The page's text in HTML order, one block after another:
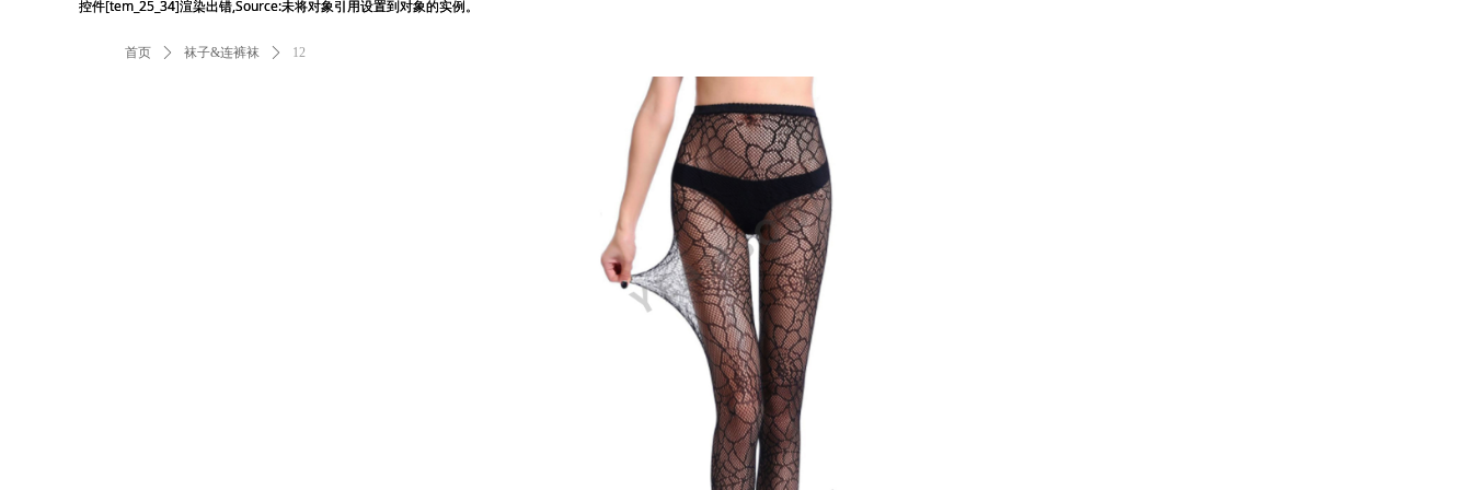
首页 ꄲ 袜子&连裤袜 ꄲ 12
控件[tem_25_34]渲染出错,Source:未将对象引用设置到对象的实例。
控件[tem_25_34]渲染出错,Source:未将对象引用设置到对象的实例。